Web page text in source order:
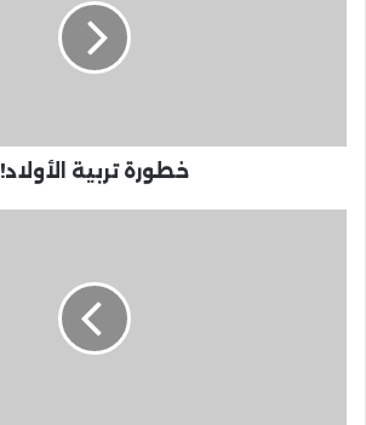
خطورة تربية الأولاد!